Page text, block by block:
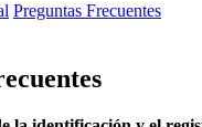
Preguntas Frecuentes